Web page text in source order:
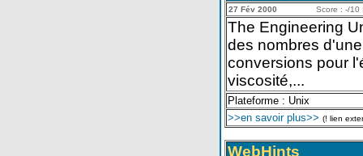
27 Fév 2000 Score : -/10
The Engineering
des nombres
conversions pour
viscosité,...
Plateforme : Unix
>>en savoir plus>> (! lien
WebHints